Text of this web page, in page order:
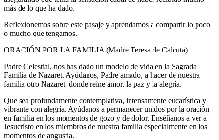
más de lo que ha dado.
Reflexionemos sobre este pasaje y aprendamos a compartir lo poco
o mucho que tengamos.
ORACIÓN POR LA FAMILIA (Madre Teresa de Calcuta)
Padre Celestial, nos has dado un modelo de vida en la Sagrada
Familia de Nazaret. Ayúdanos, Padre amado, a hacer de nuestra
familia otro Nazaret, donde reine amor, la paz y la alegría.
Que sea profundamente contemplativa, intensamente eucarística y
vibrante con alegría. Ayúdanos a permanecer unidos por la oración
en familia en los momentos de gozo y de dolor. Enséñanos a ver a
Jesucristo en los miembros de nuestra familia especialmente en los
momentos de angustia.